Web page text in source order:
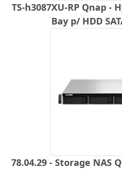
TS-h3087XU-RP Qnap -
Bay p/ HDD
78.04.29 - Storage NAS